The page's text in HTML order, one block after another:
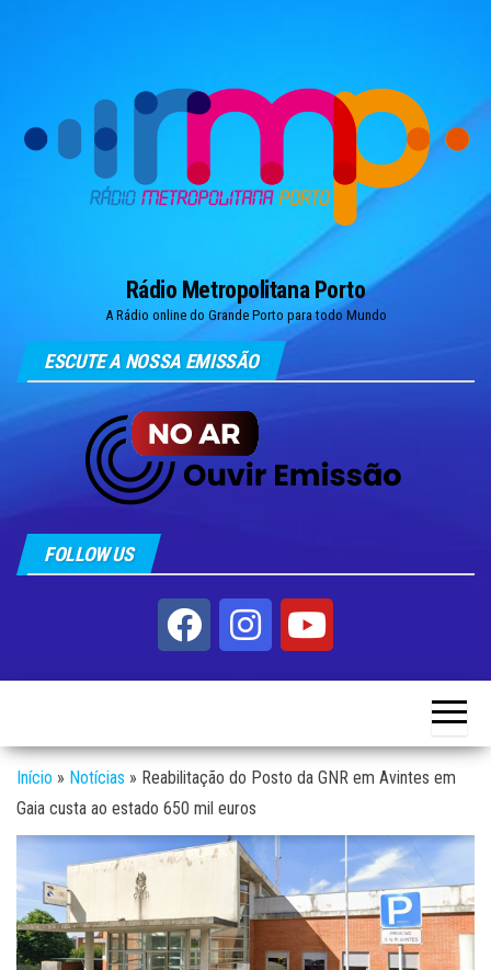
Rádio Metropolitana Porto
A Rádio online do Grande Porto para todo Mundo
ESCUTE A NOSSA EMISSÃO
FOLLOW US
Início » Notícias » Reabilitação do Posto da GNR em Avintes em
Gaia custa ao estado 650 mil euros